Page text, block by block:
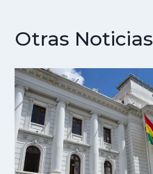
Otras Noticias